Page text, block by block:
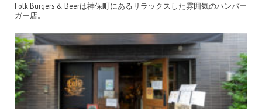
Folk Burgers & Beerは神保町にあるリラックスした雰囲気のハンバー
ガー店。